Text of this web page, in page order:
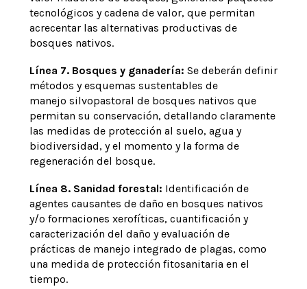
tecnológicos y cadena de valor, que permitan
acrecentar las alternativas productivas de
bosques nativos.
Línea 7. Bosques y ganadería: Se deberán definir
métodos y esquemas sustentables de
manejo silvopastoral de bosques nativos que
permitan su conservación, detallando claramente
las medidas de protección al suelo, agua y
biodiversidad, y el momento y la forma de
regeneración del bosque.
Línea 8. Sanidad forestal: Identificación de
agentes causantes de daño en bosques nativos
y/o formaciones xerofíticas, cuantificación y
caracterización del daño y evaluación de
prácticas de manejo integrado de plagas, como
una medida de protección fitosanitaria en el
tiempo.